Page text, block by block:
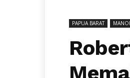
PAPUA BARAT